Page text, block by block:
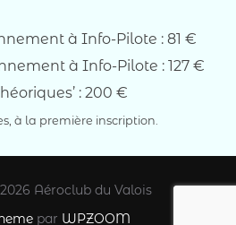
à Info-Pilote : 81 €
à Info-Pilote : 127 €
: 200 €
à la première inscription.
Aéroclub du Valois
par WPZOOM